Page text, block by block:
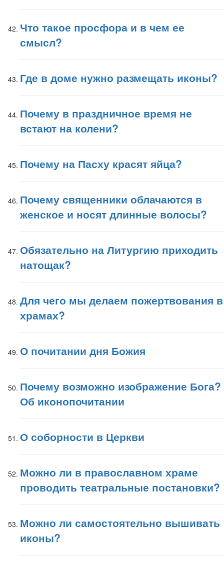
Что такое просфора и в чем ее
смысл?
Где в доме нужно размещать иконы?
Почему в праздничное время не
встают на колени?
Почему на Пасху красят яйца?
Почему священники облачаются в
женское и носят длинные волосы?
Обязательно на Литургию приходить
натощак?
Для чего мы делаем пожертвования в
храмах?
О почитании дня Божия
Почему возможно изображение Бога?
Об иконопочитании
О соборности в Церкви
Можно ли в православном храме
проводить театральные постановки?
Можно ли самостоятельно вышивать
иконы?